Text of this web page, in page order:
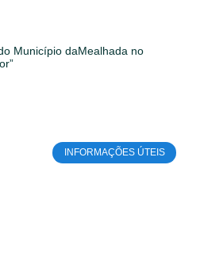
Município daMealhada no
INFORMAÇÕES ÚTEIS